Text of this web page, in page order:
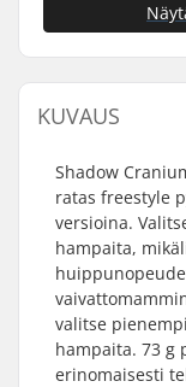
KUVAUS
Shadow
ratas freestyle
versioina.
hampaita,
valitse
hampaita. 73 g
erinomaisesti